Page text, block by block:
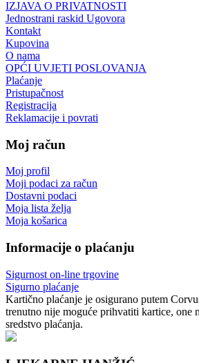
IZJAVA O PRIVATNOSTI
Jednostrani raskid Ugovora
Kontakt
Kupovina
O nama
OPĆI UVJETI POSLOVANJA
Plaćanje
Pristupačnost
Registracija
Reklamacije i povrati
Moj račun
Moj profil
Moji podaci za račun
Dostavni podaci
Moja lista želja
Moja košarica
Informacije o plaćanju
Sigurnost on-line trgovine
Sigurno plaćanje
Kartično plaćanje je osigurano putem
trenutno nije moguće prihvatiti kartice, one
sredstvo plaćanja.